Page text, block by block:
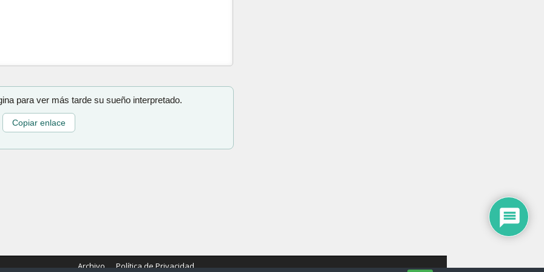
para ver más tarde su sueño interpretado.
Copiar enlace
Archivo Política de Privacidad